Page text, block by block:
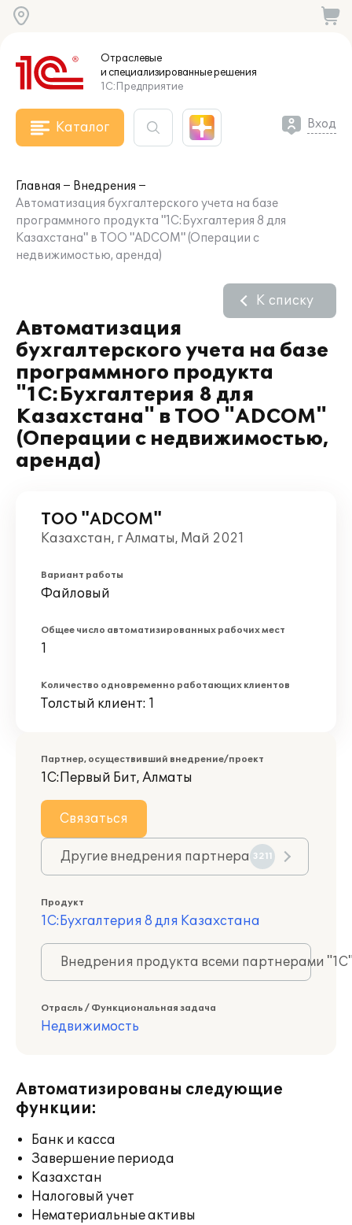
Отраслевые
и специализированныерешения
1С:Предприятие
Каталог Вход
Главная
Внедрения
Автоматизация бухгалтерского учета на базе
программного продукта "1С:Бухгалтерия 8 для
Казахстана" в ТОО "ADCOM" (Операции с
недвижимостью, аренда)
Автоматизация
бухгалтерского учета на базе
программного продукта
"1С:Бухгалтерия 8 для
Казахстана" в ТОО "ADCOM"
(Операции с недвижимостью,
аренда)
К списку
ТОО "ADCOM"
Казахстан, г Алматы, Май 2021
Вариант работы
Файловый
Общее число автоматизированных рабочих мест
1
Количество одновременно работающих клиентов
Толстый клиент: 1
Партнер, осуществивший внедрение/проект
1С:Первый Бит, Алматы
Связаться
Другие внедрения партнера 3211
Продукт
1С:Бухгалтерия 8 для Казахстана
Внедрения продукта всеми партнерами
Отрасль / Функциональная задача
Недвижимость
Автоматизированы следующие
функции:
Банк и касса
Завершение периода
Казахстан
Налоговый учет
Нематериальные активы